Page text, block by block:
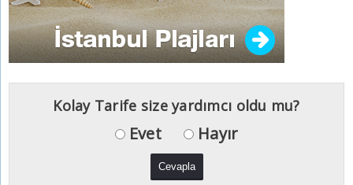
Kolay Tarife size yardımcı oldu mu?
Evet Hayır